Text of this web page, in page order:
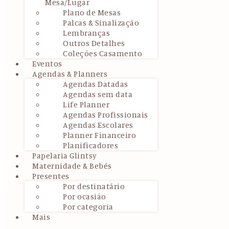
Plano de Mesas
Palcas & Sinalização
Lembranças
Outros Detalhes
Coleções Casamento
Eventos
Agendas & Planners
Agendas Datadas
Agendas sem data
Life Planner
Agendas Profissionais
Agendas Escolares
Planner Financeiro
Planificadores
Papelaria Glintsy
Maternidade & Bebés
Presentes
Por destinatário
Por ocasião
Por categoria
Mais